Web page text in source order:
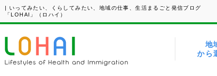
| いってみたい、くらしてみたい、地域の仕事、生活まるごと発信ブログ
「LOHAI」（ロハイ）
地
から